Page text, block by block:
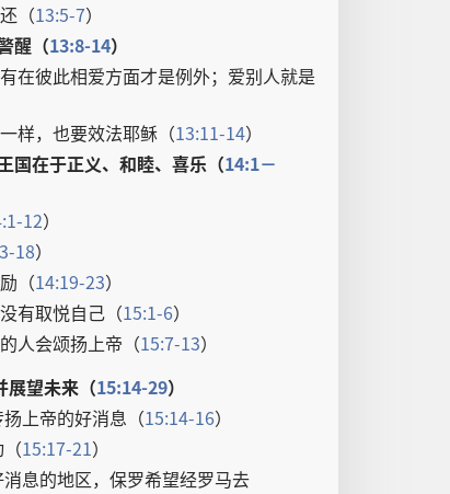
（13:5-7）
醒 （13:8-14）
在彼此相爱方面才是例外； 爱别人就是
一样， 也要效法耶稣 （13:11-14）
国在于正义、 和睦、 喜乐 （14:1－
12）
18）
（14:19-23）
没有取悦自己 （15:1-6）
的人会颂扬上帝 （15:7-13）
展望未来 （15:14-29）
上帝的好消息 （15:14-16）
（15:17-21）
息的地区， 保罗希望经罗马去